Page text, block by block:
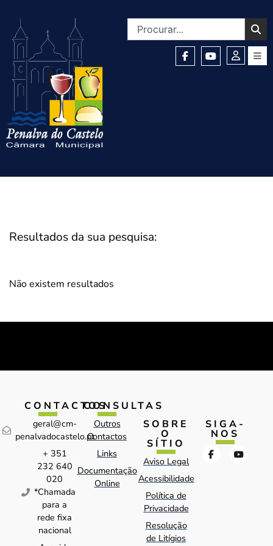
Resultados da sua pesquisa:
Não existem resultados
CONTACTOS
geral@cm-
penalvadocastelo.pt
+ 351
232 640
020
*Chamada
para a
rede fixa
nacional
CONSULTAS
Outros
Contactos
Links
Documentação
Online
SOBRE
O
SÍTIO
Aviso Legal
Acessibilidade
Política de
Privacidade
Resolução
de Litígios
SIGA-
NOS